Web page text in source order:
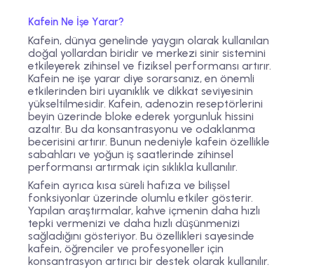
Kafein Ne İşe Yarar?
Kafein, dünya genelinde yaygın olarak kullanılan
doğal yollardan biridir ve merkezi sinir sistemini
etkileyerek zihinsel ve fiziksel performansı artırır.
Kafein ne işe yarar diye sorarsanız, en önemli
etkilerinden biri uyanıklık ve dikkat seviyesinin
yükseltilmesidir. Kafein, adenozin reseptörlerini
beyin üzerinde bloke ederek yorgunluk hissini
azaltır. Bu da konsantrasyonu ve odaklanma
becerisini artırır. Bunun nedeniyle kafein özellikle
sabahları ve yoğun iş saatlerinde zihinsel
performansı artırmak için sıklıkla kullanılır.
Kafein ayrıca kısa süreli hafıza ve bilişsel
fonksiyonlar üzerinde olumlu etkiler gösterir.
Yapılan araştırmalar, kahve içmenin daha hızlı
tepki vermenizi ve daha hızlı düşünmenizi
sağladığını gösteriyor. Bu özellikleri sayesinde
kafein, öğrenciler ve profesyoneller için
konsantrasyon artırıcı bir destek olarak kullanılır.